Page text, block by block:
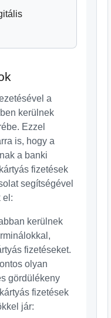
a
kerülnek
Ezzel
is, hogy a
a banki
fizetések
segítségével
el:
kerülnek
fizetéseket.
olyan
gördülékeny
fizetések
jár: